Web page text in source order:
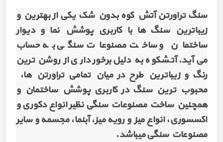
سنگ تراورتن آتش کوه بدون شک یکی از بهترین و
زیباترین سنگ ها با کاربری پوشش نما و دیوار
ساختمان و ساخت مصنوعات سنگی به حساب
می‌آید. آتشکوه به دلیل برخورداری از روشن ترین
رنگ و زیباترین طرح در میان تمامی تراورتن ها،
محبوب ترین سنگ در کاربری پوشش ساختمان و
همچنین ساخت مصنوعات سنگی نظیر انواع دکوری و
اکسسوری، انواع میز و رویه میز، آبنما، مجسمه و سایر
مصنوعات سنگی میباشد.